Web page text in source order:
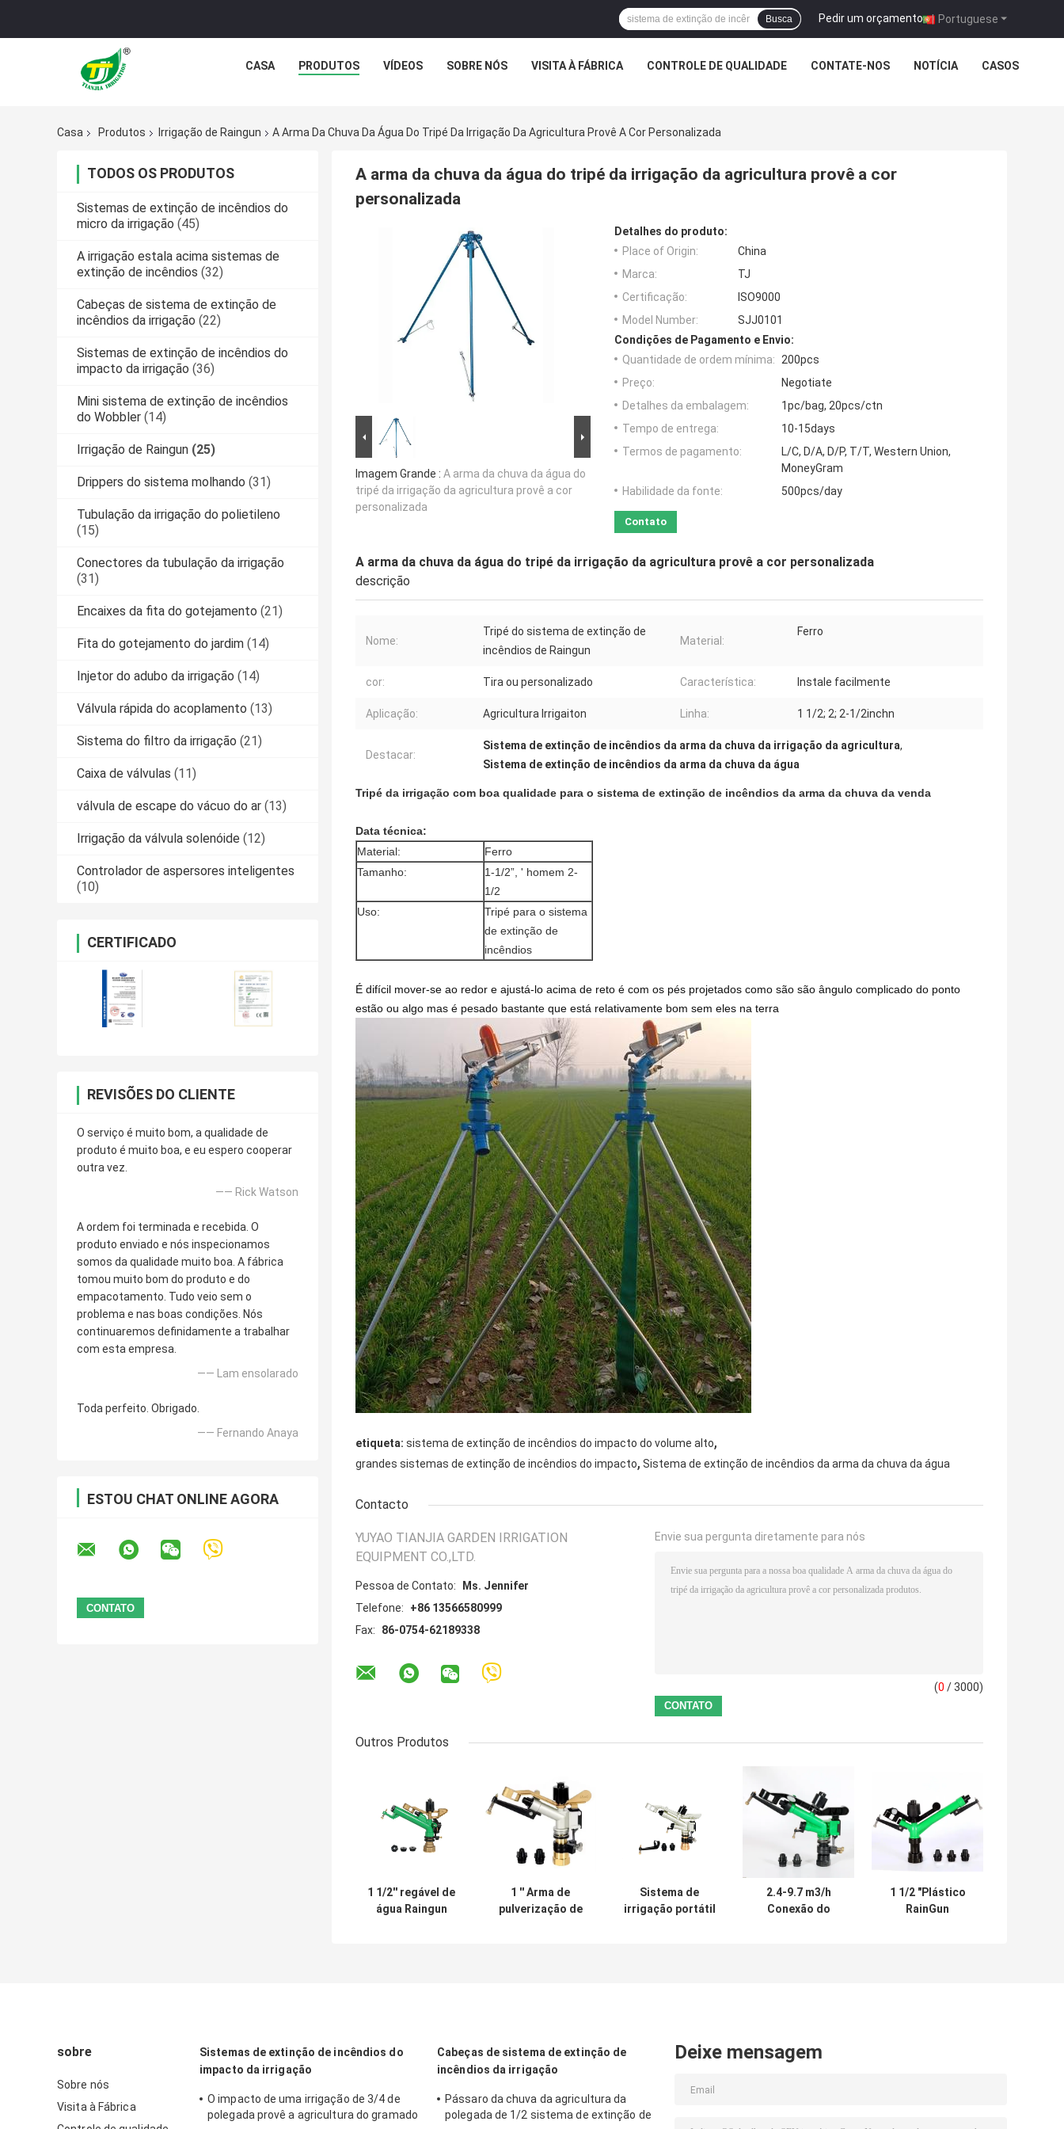
Portuguese
Pedir um orçamento |
Busca
CASA PRODUTOS VÍDEOS SOBRE NÓS VISITA À FÁBRICA CONTROLE DE QUALIDADE CONTATE-NOS NOTÍCIA CASOS
Casa Produtos Irrigação de Raingun A Arma Da Chuva Da Água Do Tripé Da Irrigação Da Agricultura Provê A Cor Personalizada
TODOS OS PRODUTOS
Sistemas de extinção de incêndios do
micro da irrigação (45)
A irrigação estala acima sistemas de
extinção de incêndios (32)
Cabeças de sistema de extinção de
incêndios da irrigação (22)
Sistemas de extinção de incêndios do
impacto da irrigação (36)
Mini sistema de extinção de incêndios
do Wobbler (14)
Irrigação de Raingun (25)
Drippers do sistema molhando (31)
Tubulação da irrigação do polietileno
(15)
Conectores da tubulação da irrigação
(31)
Encaixes da fita do gotejamento (21)
Fita do gotejamento do jardim (14)
Injetor do adubo da irrigação (14)
Válvula rápida do acoplamento (13)
Sistema do filtro da irrigação (21)
Caixa de válvulas (11)
válvula de escape do vácuo do ar (13)
Irrigação da válvula solenóide (12)
Controlador de aspersores inteligentes
(10)
CERTIFICADO
REVISÕES DO CLIENTE
O serviço é muito bom, a qualidade de
produto é muito boa, e eu espero cooperar
outra vez.
—— Rick Watson
A ordem foi terminada e recebida. O
produto enviado e nós inspecionamos
somos da qualidade muito boa. A fábrica
tomou muito bom do produto e do
empacotamento. Tudo veio sem o
problema e nas boas condições. Nós
continuaremos definidamente a trabalhar
com esta empresa.
—— Lam ensolarado
Toda perfeito. Obrigado.
—— Fernando Anaya
ESTOU CHAT ONLINE AGORA
A arma da chuva da água do tripé da irrigação da agricultura provê a cor
personalizada
Imagem Grande : A arma da chuva da água do
tripé da irrigação da agricultura provê a cor
personalizada
Detalhes do produto:
Place of Origin:
China
Marca:
TJ
Certificação:
ISO9000
Model Number:
SJJ0101
Condições de Pagamento e Envio:
Quantidade de ordem mínima: 200pcs
Preço:
Negotiate
Detalhes da embalagem:
1pc/bag, 20pcs/ctn
Tempo de entrega:
10-15days
Termos de pagamento:
L/C, D/A, D/P, T/T, Western Union,
MoneyGram
Habilidade da fonte:
500pcs/day
Contato
A arma da chuva da água do tripé da irrigação da agricultura provê a cor personalizada
descrição
Nome:
Tripé do sistema de extinção de
incêndios de Raingun
Material:
Ferro
cor: Tira ou personalizado Característica: Instale facilmente
Aplicação: Agricultura Irrigaiton Linha: 1 1/2; 2; 2-1/2inchn
Destacar:
Sistema de extinção de incêndios da arma da chuva da irrigação da agricultura,
Sistema de extinção de incêndios da arma da chuva da água
Tripé da irrigação com boa qualidade para o sistema de extinção de incêndios da arma da chuva da venda
Data técnica:
Material:
Ferro
Tamanho:
1-1/2”, ' homem 2-
1/2
Uso:
Tripé para o sistema
de extinção de
incêndios
É difícil mover-se ao redor e ajustá-lo acima de reto é com os pés projetados como são são ângulo complicado do ponto
estão ou algo mas é pesado bastante que está relativamente bom sem eles na terra
etiqueta: sistema de extinção de incêndios do impacto do volume alto,
grandes sistemas de extinção de incêndios do impacto, Sistema de extinção de incêndios da arma da chuva da água
Contacto
YUYAO TIANJIA GARDEN IRRIGATION
EQUIPMENT CO.,LTD.
Pessoa de Contato:
Ms. Jennifer
Telefone:
+86 13566580999
Fax:
86-0754-62189338
Envie sua pergunta diretamente para nós
(0 / 3000)
Outros Produtos
1 1/2'' regável de
água Raingun
1 '' Arma de
pulverização de
Sistema de
irrigação portátil
2.4-9.7 m3/h
Conexão do
1 1/2 "Plástico
RainGun
sobre
Sobre nós
Visita à Fábrica
Sistemas de extinção de incêndios do
impacto da irrigação
O impacto de uma irrigação de 3/4 de
polegada provê a agricultura do gramado
Cabeças de sistema de extinção de
incêndios da irrigação
Pássaro da chuva da agricultura da
polegada de 1/2 sistema de extinção de
Deixe mensagem